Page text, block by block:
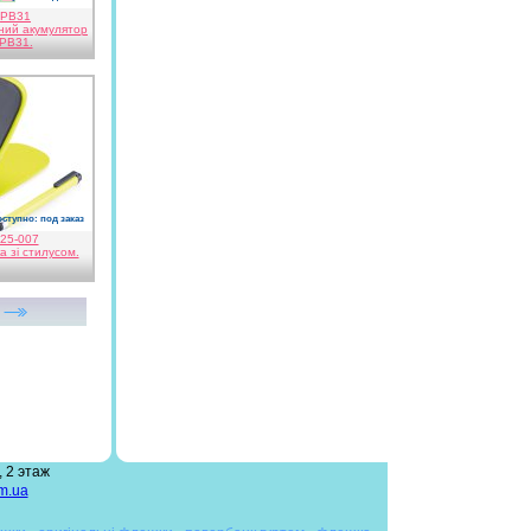
PB31
акумулятор
PB31.
007
зі стилусом.
под заказ
2 этаж